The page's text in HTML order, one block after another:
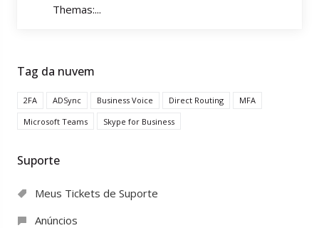
Tag da nuvem
2FA ADSync Business Voice Direct Routing
MFA
Microsoft Teams
Skype for Business
Suporte
Meus Tickets de Suporte
Anúncios
Themas:...